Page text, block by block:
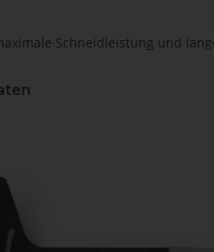
Schneidleistung und